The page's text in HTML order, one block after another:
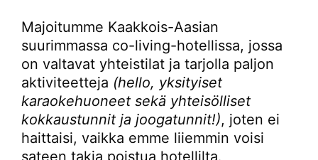
Majoitumme Kaakkois-Aasian
suurimmassa co-living-hotellissa, jossa
on valtavat yhteistilat ja tarjolla paljon
aktiviteetteja (hello, yksityiset
karaokehuoneet sekä yhteisölliset
kokkaustunnit ja joogatunnit!), joten ei
haittaisi, vaikka emme liiemmin voisi
sateen takia poistua hotellilta.